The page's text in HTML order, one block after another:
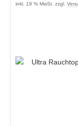
inkl. 19 % MwSt. zzgl.